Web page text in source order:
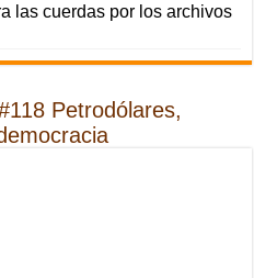
las cuerdas por los archivos
Petrodólares,